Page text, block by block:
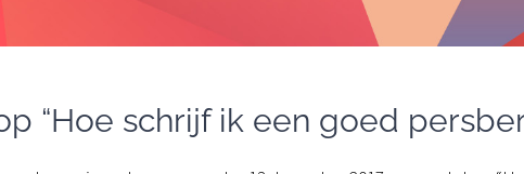
“Hoe schrijf ik een goed